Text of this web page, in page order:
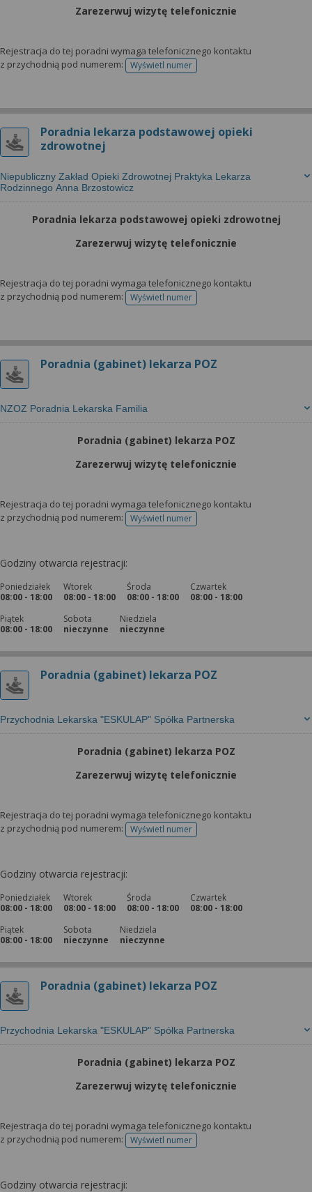
Zarezerwuj wizytę telefonicznie
Rejestracja do tej poradni wymaga telefonicznego kontaktu
z przychodnią pod numerem:
Wyświetl numertelefonu do rejestracji
Poradnia lekarza podstawowej opieki
zdrowotnej
Niepubliczny Zakład Opieki Zdrowotnej Praktyka Lekarza
Rodzinnego Anna Brzostowicz
Poradnia lekarza podstawowej opieki zdrowotnej
Zarezerwuj wizytę telefonicznie
Rejestracja do tej poradni wymaga telefonicznego kontaktu
z przychodnią pod numerem:
Wyświetl numertelefonu do rejestracji
Poradnia (gabinet) lekarza POZ
NZOZ Poradnia Lekarska Familia
Poradnia (gabinet) lekarza POZ
Zarezerwuj wizytę telefonicznie
Rejestracja do tej poradni wymaga telefonicznego kontaktu
z przychodnią pod numerem:
Wyświetl numertelefonu do rejestracji
Godziny otwarcia rejestracji:
Poniedziałek
08:00 - 18:00
Wtorek
08:00 - 18:00
Środa
08:00 - 18:00
Czwartek
08:00 - 18:00
Piątek
08:00 - 18:00
Sobota
nieczynne
Niedziela
nieczynne
Poradnia (gabinet) lekarza POZ
Przychodnia Lekarska "ESKULAP" Spółka Partnerska
Poradnia (gabinet) lekarza POZ
Zarezerwuj wizytę telefonicznie
Rejestracja do tej poradni wymaga telefonicznego kontaktu
z przychodnią pod numerem:
Wyświetl numertelefonu do rejestracji
Godziny otwarcia rejestracji:
Poniedziałek
08:00 - 18:00
Wtorek
08:00 - 18:00
Środa
08:00 - 18:00
Czwartek
08:00 - 18:00
Piątek
08:00 - 18:00
Sobota
nieczynne
Niedziela
nieczynne
Poradnia (gabinet) lekarza POZ
Przychodnia Lekarska "ESKULAP" Spółka Partnerska
Poradnia (gabinet) lekarza POZ
Zarezerwuj wizytę telefonicznie
Rejestracja do tej poradni wymaga telefonicznego kontaktu
z przychodnią pod numerem:
Wyświetl numertelefonu do rejestracji
Godziny otwarcia rejestracji:
możesz też wycofać zgodę na przetwarzanie Twoich
dowiedzieć się więcej lub chcesz przeprowadzić
konfigurację szczegółową, to możesz tego dokonać
Więcej informacji na temat wykorzystywania
znajdziesz w Regulaminie Serwisu.